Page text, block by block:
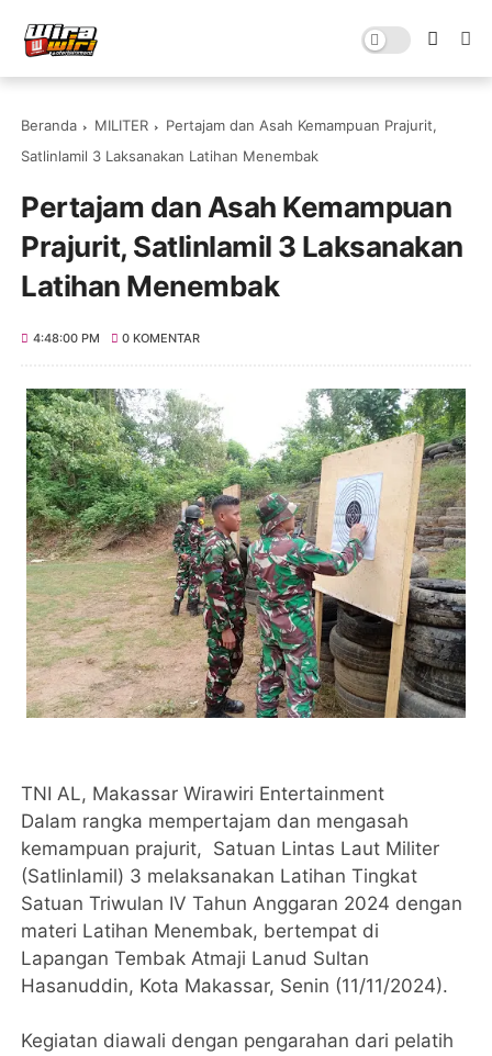
Beranda MILITER
Pertajam dan Asah Kemampuan Prajurit,
Satlinlamil 3 Laksanakan Latihan Menembak
Pertajam dan Asah Kemampuan
Prajurit, Satlinlamil 3 Laksanakan
Latihan Menembak
4:48:00 PM 0 KOMENTAR
TNI AL, Makassar Wirawiri Entertainment
Dalam rangka mempertajam dan mengasah
kemampuan prajurit, Satuan Lintas Laut Militer
(Satlinlamil) 3 melaksanakan Latihan Tingkat
Satuan Triwulan IV Tahun Anggaran 2024 dengan
materi Latihan Menembak, bertempat di
Lapangan Tembak Atmaji Lanud Sultan
Hasanuddin, Kota Makassar, Senin (11/11/2024).
Kegiatan diawali dengan pengarahan dari pelatih